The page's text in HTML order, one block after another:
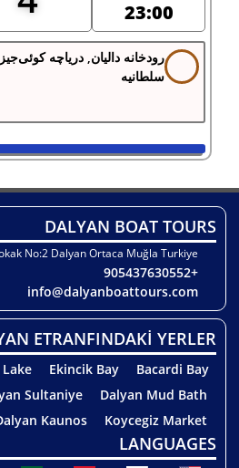
23:00
رودخانه دالیان, دریاچه
سلطانیه
DALYAN BOAT TOURS
No:2 Dalyan Ortaca Muğla Turkiye
+905437630552
info@dalyanboattours.com
ETRANFINDAKİ YERLER
Bacardi Bay
Ekincik Bay
Dalyan Mud Bath
Sultaniye
Koycegiz Market
Kaunos
LANGUAGES